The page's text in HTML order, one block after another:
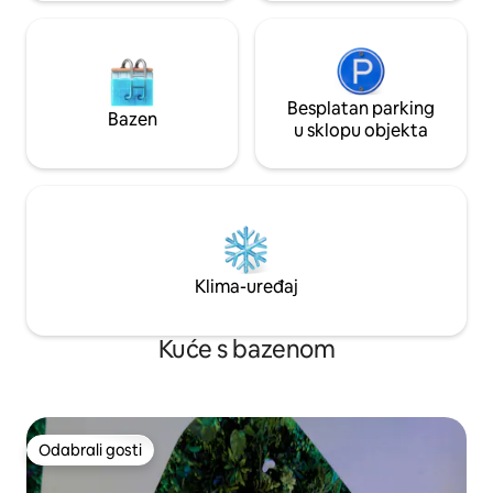
Bazen
Besplatan parking
u sklopu objekta
Klima-uređaj
Kuće s bazenom
Odabrali gosti
Odabrali gosti